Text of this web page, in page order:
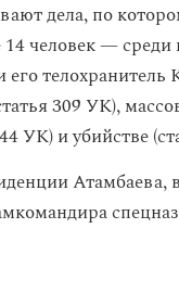
дела, по
человек — среди
309 УК),
УК) и убийстве
Атамбаева,